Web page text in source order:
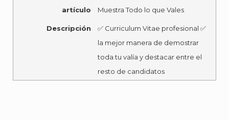
artículo
Muestra Todo lo que Vales
Descripción
✅ Curriculum Vitae profesional ✅
la mejor manera de demostrar
toda tu valía y destacar entre el
resto de candidatos